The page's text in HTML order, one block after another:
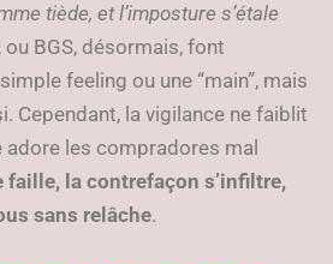
tiède, et l’imposture s’étale
ou BGS, désormais, font
feeling ou une “main”, mais
Cependant, la vigilance ne faiblit
adore les compradores mal
faille, la contrefaçon s’infiltre,
sans relâche.